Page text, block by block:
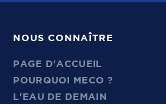
NOUS CONNAÎTRE
PAGE D'ACCUEIL
POURQUOI MECO ?
L'EAU DE DEMAIN